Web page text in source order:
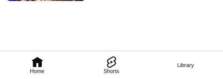
Home Shorts
Library